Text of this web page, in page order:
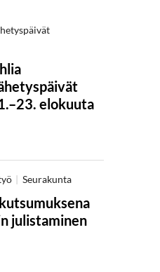
elokuuta
Seurakunta
julistaminen